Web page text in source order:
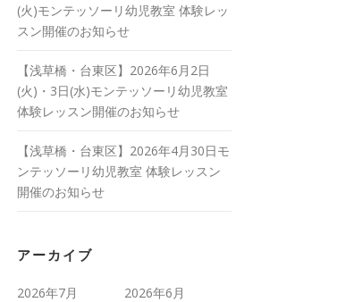
(火)モンテッソーリ幼児教室 体験レッ
スン開催のお知らせ
【浅草橋・台東区】2026年6月2日
(火)・3日(水)モンテッソーリ幼児教室
体験レッスン開催のお知らせ
【浅草橋・台東区】2026年4月30日モ
ンテッソーリ幼児教室 体験レッスン
開催のお知らせ
アーカイブ
2026年7月
2026年6月